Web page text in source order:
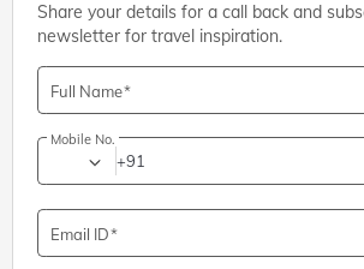
Share your details for a call back and
newsletter for travel inspiration.
Full Name
Mobile No.
+91
Email ID